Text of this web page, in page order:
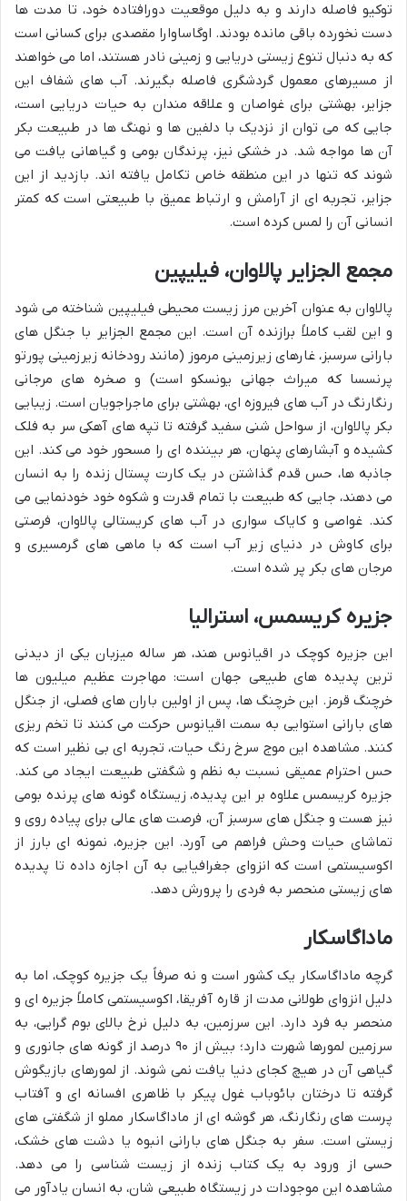
توکیو فاصله دارند و به دلیل موقعیت دورافتاده خود، تا مدت ها
دست نخورده باقی مانده بودند. اوگاساوارا مقصدی برای کسانی است
که به دنبال تنوع زیستی دریایی و زمینی نادر هستند، اما می خواهند
از مسیرهای معمول گردشگری فاصله بگیرند. آب های شفاف این
جزایر، بهشتی برای غواصان و علاقه مندان به حیات دریایی است،
جایی که می توان از نزدیک با دلفین ها و نهنگ ها در طبیعت بکر
آن ها مواجه شد. در خشکی نیز، پرندگان بومی و گیاهانی یافت می
شوند که تنها در این منطقه خاص تکامل یافته اند. بازدید از این
جزایر، تجربه ای از آرامش و ارتباط عمیق با طبیعتی است که کمتر
انسانی آن را لمس کرده است.
مجمع الجزایر پالاوان، فیلیپین
پالاوان به عنوان آخرین مرز زیست محیطی فیلیپین شناخته می شود
و این لقب کاملاً برازنده آن است. این مجمع الجزایر با جنگل های
بارانی سرسبز، غارهای زیرزمینی مرموز (مانند رودخانه زیرزمینی پورتو
پرنسسا که میراث جهانی یونسکو است) و صخره های مرجانی
رنگارنگ در آب های فیروزه ای، بهشتی برای ماجراجویان است. زیبایی
بکر پالاوان، از سواحل شنی سفید گرفته تا تپه های آهکی سر به فلک
کشیده و آبشارهای پنهان، هر بیننده ای را مسحور خود می کند. این
جاذبه ها، حس قدم گذاشتن در یک کارت پستال زنده را به انسان
می دهند، جایی که طبیعت با تمام قدرت و شکوه خود خودنمایی می
کند. غواصی و کایاک سواری در آب های کریستالی پالاوان، فرصتی
برای کاوش در دنیای زیر آب است که با ماهی های گرمسیری و
مرجان های بکر پر شده است.
جزیره کریسمس، استرالیا
این جزیره کوچک در اقیانوس هند، هر ساله میزبان یکی از دیدنی
ترین پدیده های طبیعی جهان است: مهاجرت عظیم میلیون ها
خرچنگ قرمز. این خرچنگ ها، پس از اولین باران های فصلی، از جنگل
های بارانی استوایی به سمت اقیانوس حرکت می کنند تا تخم ریزی
کنند. مشاهده این موج سرخ رنگ حیات، تجربه ای بی نظیر است که
حس احترام عمیقی نسبت به نظم و شگفتی طبیعت ایجاد می کند.
جزیره کریسمس علاوه بر این پدیده، زیستگاه گونه های پرنده بومی
نیز هست و جنگل های سرسبز آن، فرصت های عالی برای پیاده روی و
تماشای حیات وحش فراهم می آورد. این جزیره، نمونه ای بارز از
اکوسیستمی است که انزوای جغرافیایی به آن اجازه داده تا پدیده
های زیستی منحصر به فردی را پرورش دهد.
ماداگاسکار
گرچه ماداگاسکار یک کشور است و نه صرفاً یک جزیره کوچک، اما به
دلیل انزوای طولانی مدت از قاره آفریقا، اکوسیستمی کاملاً جزیره ای و
منحصر به فرد دارد. این سرزمین، به دلیل نرخ بالای بوم گرایی، به
سرزمین لمورها شهرت دارد؛ بیش از ۹۰ درصد از گونه های جانوری و
گیاهی آن در هیچ کجای دنیا یافت نمی شوند. از لمورهای بازیگوش
گرفته تا درختان بائوباب غول پیکر با ظاهری افسانه ای و آفتاب
پرست های رنگارنگ، هر گوشه ای از ماداگاسکار مملو از شگفتی های
زیستی است. سفر به جنگل های بارانی انبوه یا دشت های خشک،
حسی از ورود به یک کتاب زنده از زیست شناسی را می دهد.
مشاهده این موجودات در زیستگاه طبیعی شان، به انسان یادآور می